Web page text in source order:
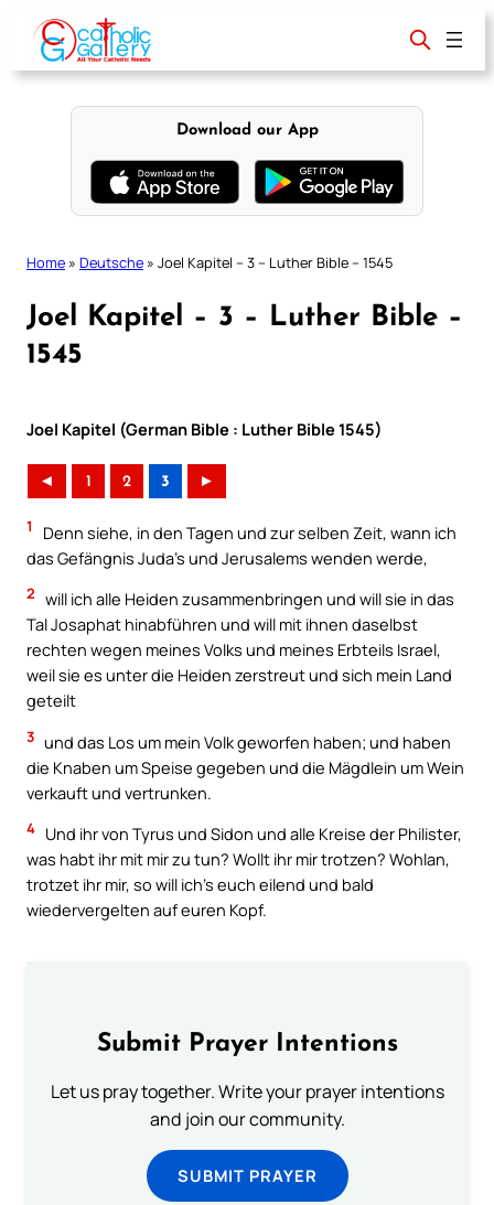
content
Download our App
Home » Deutsche » Joel Kapitel – 3 – Luther Bible – 1545
Joel Kapitel – 3 – Luther Bible –
1545
Joel Kapitel (German Bible : Luther Bible 1545)
◄ 1 2 3 ►
1
Denn siehe, in den Tagen und zur selben Zeit, wann ich
das Gefängnis Juda’s und Jerusalems wenden werde,
2 will ich alle Heiden zusammenbringen und will sie in das
Tal Josaphat hinabführen und will mit ihnen daselbst
rechten wegen meines Volks und meines Erbteils Israel,
weil sie es unter die Heiden zerstreut und sich mein Land
geteilt
3 und das Los um mein Volk geworfen haben; und haben
die Knaben um Speise gegeben und die Mägdlein um Wein
verkauft und vertrunken.
4 Und ihr von Tyrus und Sidon und alle Kreise der Philister,
was habt ihr mit mir zu tun? Wollt ihr mir trotzen? Wohlan,
trotzet ihr mir, so will ich’s euch eilend und bald
wiedervergelten auf euren Kopf.
Submit Prayer Intentions
Let us pray together. Write your prayer intentions
and join our community.
SUBMIT PRAYER